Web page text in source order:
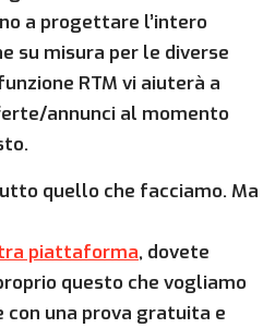
a progettare l’intero
su misura per le diverse
RTM vi aiuterà a
annunci al momento
quello che facciamo. Ma
piattaforma, dovete
questo che vogliamo
una prova gratuita e